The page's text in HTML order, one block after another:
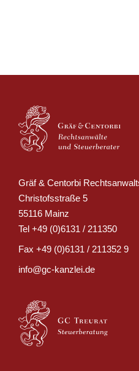
Gräf & Centorbi
Christofsstraße 5
55116 Mainz
Tel +49 (0)6131 / 211350
Fax +49 (0)6131 / 211352 9
info@gc-kanzlei.de